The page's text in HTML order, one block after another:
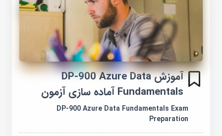
آموزش DP-900 Azure Data
Fundamentals آماده سازی آزمون
DP-900 Azure Data Fundamentals Exam
Preparation